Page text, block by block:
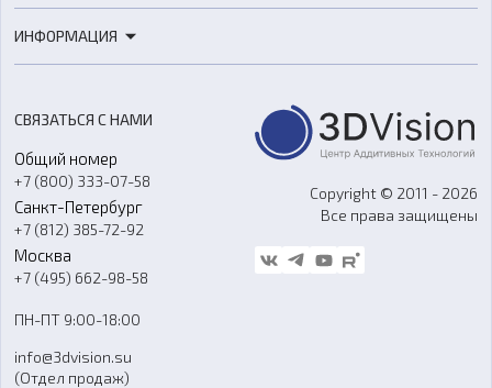
Расходные материалы
Оборудование и материалы для вакуумного литья
Аксессуары и прочее оборудование
Программное обеспечение
3D-моделирование
Ремонт и услуги
ИНФОРМАЦИЯ
О компании
Контакты
Гос. закупки
Стать дилером
Блог
FAQ
СВЯЗАТЬСЯ С НАМИ
Общий номер
+7 (800) 333-07-58
Санкт-Петербург
+7 (812) 385-72-92
Москва
+7 (495) 662-98-58
ПН-ПТ 9:00-18:00
info@3dvision.su
(Отдел продаж)
Copyright © 2011 - 2026
Все права защищены